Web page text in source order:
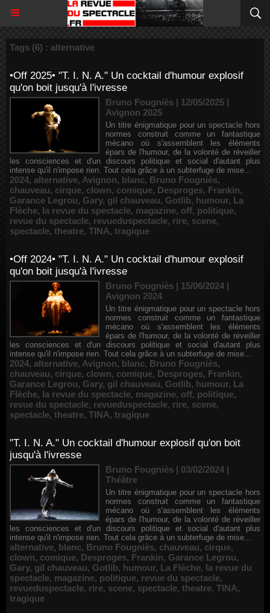
Tags (6) : alternative
•Off 2025• "T. I. N. A." Un cocktail d'humour explosif
qu'on boit jusqu'à l'ivresse
Bruno Fougniès | 12/05/2025 |
Avignon 2025
Un titre énigmatique pour un spectacle hors
normes construit comme un fantastique
mécano où s'assemblent les éléments
épars de l'humour, de la volonté de réveiller
les consciences et d'un discours politique et social d'autant plus
intense qu'il n'impose rien. Tout cela grâce à un subterfuge de mise...
2024, alternative, Avignon, blanc, Bruno Fougniès,
chauveau, cirque, clown, comique, Desproges, Frankin,
Garance Legrou, Gary, gil chauveau, Gotlib, humour, La
Flèche, la revue du spectacle, magazine, off, politique,
revue du spectacle, revueduspectacle, rire, scene,
spectacle, theatre, TINA, tragique
•Off 2024• "T. I. N. A." Un cocktail d'humour explosif
qu'on boit jusqu'à l'ivresse
Bruno Fougniès | 15/06/2024 |
Avignon 2024
Un titre énigmatique pour un spectacle hors
normes construit comme un fantastique
mécano où s'assemblent les éléments
épars de l'humour, de la volonté de réveiller
les consciences et d'un discours politique et social d'autant plus
intense qu'il n'impose rien. Tout cela grâce à un subterfuge de mise...
2024, alternative, Avignon, blanc, Bruno Fougniès,
chauveau, cirque, clown, comique, Desproges, Frankin,
Garance Legrou, Gary, gil chauveau, Gotlib, humour, La
Flèche, la revue du spectacle, magazine, off, politique,
revue du spectacle, revueduspectacle, rire, scene,
spectacle, theatre, TINA, tragique
"T. I. N. A." Un cocktail d'humour explosif qu'on boit
jusqu'à l'ivresse
Bruno Fougniès | 03/02/2024 |
Théâtre
Un titre énigmatique pour un spectacle hors
normes construit comme un fantastique
mécano où s'assemblent les éléments
épars de l'humour, de la volonté de réveiller
les consciences et d'un discours politique et social d'autant plus
intense qu'il n'impose rien. Tout cela grâce à un subterfuge de mise...
alternative, blanc, Bruno Fougniès, chauveau, cirque,
clown, comique, Desproges, Frankin, Garance Legrou,
Gary, gil chauveau, Gotlib, humour, La Flèche, la revue du
spectacle, magazine, politique, revue du spectacle,
revueduspectacle, rire, scene, spectacle, theatre, TINA,
tragique